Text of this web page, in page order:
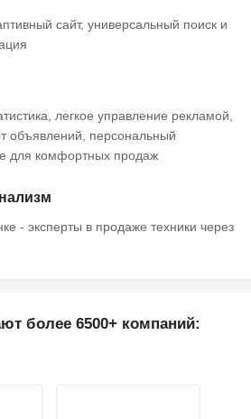
сайт, универсальный поиск и
легкое управление рекламой,
объявлений, персональный
для комфортных продаж
- эксперты в продаже техники через
более 6500+ компаний: